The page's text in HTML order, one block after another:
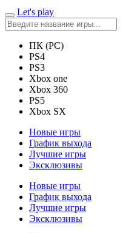
Let's play
ПК (PC)
PS4
PS3
Xbox one
Xbox 360
PS5
Xbox SX
Новые игры
График выхода
Лучшие игры
Эксклюзивы
Новые игры
График выхода
Лучшие игры
Эксклюзивы